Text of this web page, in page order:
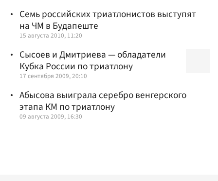
Семь российских триатлонистов выступят
на ЧМ в Будапеште
15 августа 2010, 11:20
Сысоев и Дмитриева — обладатели
Кубка России по триатлону
17 сентября 2009, 20:10
Абысова выиграла серебро венгерского
этапа КМ по триатлону
09 августа 2009, 16:30